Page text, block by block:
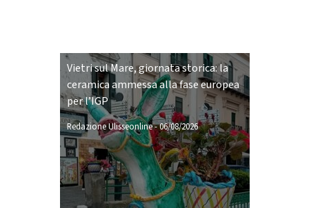
Vietri sul Mare, giornata storica: la
ceramica ammessa alla fase europea
per l’IGP
Redazione Ulisseonline-06/08/2026